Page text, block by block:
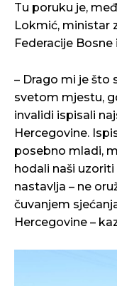
Tu poruku je,
Lokmić, ministar
Federacije
– Drago mi je što
svetom mjestu,
invalidi ispisali
Hercegovine.
posebno mladi,
hodali naši
nastavlja – ne
čuvanjem
Hercegovine –